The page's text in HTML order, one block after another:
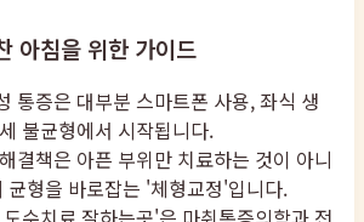
아침을 위한 가이드
통증은 대부분 스마트폰 사용, 좌식 생
불균형에서 시작됩니다.
결책은 아픈 부위만 치료하는 것이 아니
균형을 바로잡는 '체형교정'입니다.